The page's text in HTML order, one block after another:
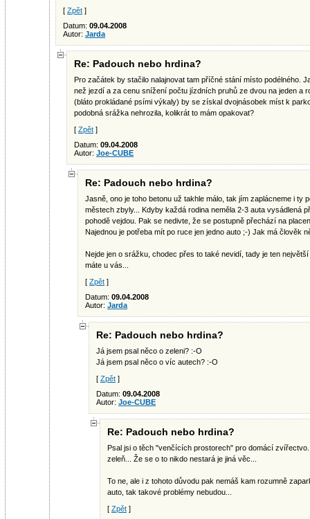
[ Zpět ]
Datum: 09.04.2008
Autor: Jarda
Re: Padouch nebo hrdina?
Pro začátek by stačilo nalajnovat tam příčné stání místo podélného.
než jezdí a za cenu snížení počtu jízdních pruhů ze dvou na jeden a
(bláto prokládané psími výkaly) by se získal dvojnásobek míst k
podobná srážka nehrozila, kolikrát to mám opakovat?
[ Zpět ]
Datum: 09.04.2008
Autor: Joe-CUBE
Re: Padouch nebo hrdina?
Jasně, ono je toho betonu už takhle málo, tak jím zaplácneme i ty
městech zbyly... Kdyby každá rodina neměla 2-3 auta vysádlená
pohodě vejdou. Pak se nedivte, že se postupně přechází na
Najednou je potřeba mít po ruce jen jedno auto ;-) Jak má člověk
Nejde jen o srážku, chodec přes to také nevidí, tady je ten
máte u vás...
[ Zpět ]
Datum: 09.04.2008
Autor: Jarda
Re: Padouch nebo hrdina?
Já jsem psal něco o zeleni? :-O
Já jsem psal něco o víc autech? :-O
[ Zpět ]
Datum: 09.04.2008
Autor: Joe-CUBE
Re: Padouch nebo hrdina?
Psal jsi o těch "venčících prostorech" pro domácí
zeleň... Že se o to nikdo nestará je jiná věc...
To ne, ale i z tohoto důvodu pak nemáš kam rozumně
auto, tak takové problémy nebudou...
[ Zpět ]